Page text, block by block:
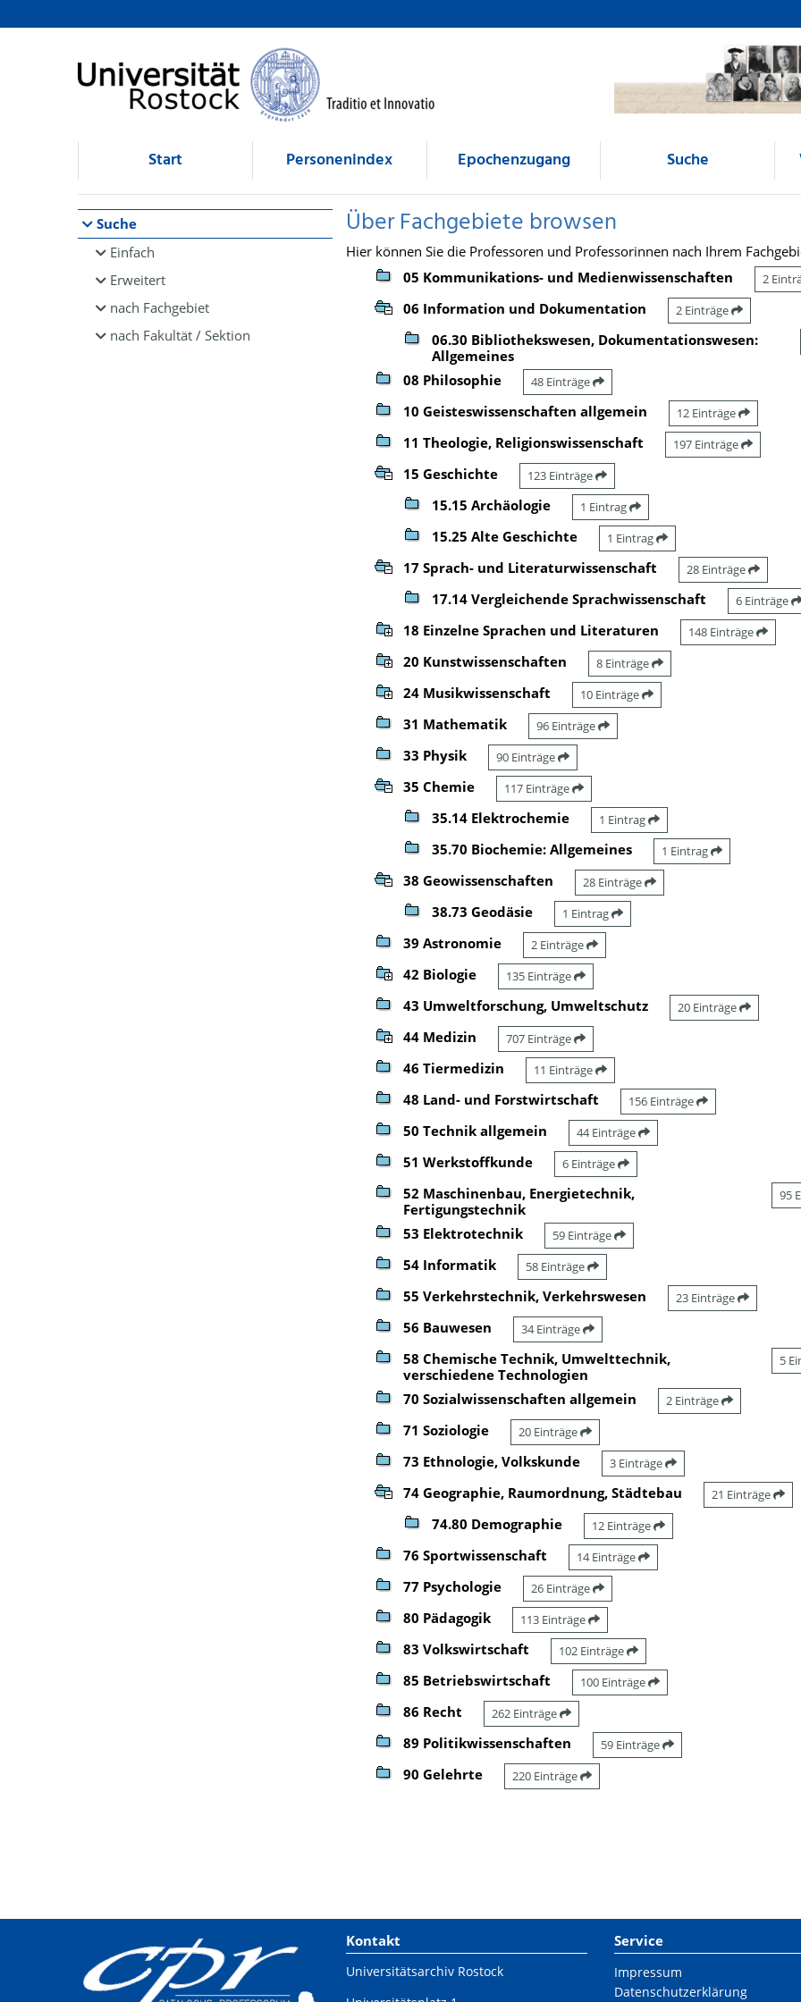
Browsen
direkt zum Inhalt
Start Personenindex Epochenzugang Suche
Suche
Einfach
Erweitert
nach Fachgebiet
nach Fakultät / Sektion
Über Fachgebiete browsen
Hier können Sie die Professoren und Professorinnen nach Ihrem
05 Kommunikations- und Medienwissenschaften
2
06 Information und Dokumentation 2 Einträge
06.30 Bibliothekswesen, Dokumentationswesen:
Allgemeines
08 Philosophie 48 Einträge
10 Geisteswissenschaften allgemein 12 Einträge
11 Theologie, Religionswissenschaft 197 Einträge
15 Geschichte 123 Einträge
15.15 Archäologie 1 Eintrag
15.25 Alte Geschichte 1 Eintrag
17 Sprach- und Literaturwissenschaft 28 Einträge
17.14 Vergleichende Sprachwissenschaft 6 Einträge
18 Einzelne Sprachen und Literaturen 148 Einträge
20 Kunstwissenschaften 8 Einträge
24 Musikwissenschaft 10 Einträge
31 Mathematik 96 Einträge
33 Physik 90 Einträge
35 Chemie 117 Einträge
35.14 Elektrochemie 1 Eintrag
35.70 Biochemie: Allgemeines 1 Eintrag
38 Geowissenschaften 28 Einträge
38.73 Geodäsie 1 Eintrag
39 Astronomie 2 Einträge
42 Biologie 135 Einträge
43 Umweltforschung, Umweltschutz 20 Einträge
44 Medizin 707 Einträge
46 Tiermedizin 11 Einträge
48 Land- und Forstwirtschaft 156 Einträge
50 Technik allgemein 44 Einträge
51 Werkstoffkunde 6 Einträge
52 Maschinenbau, Energietechnik,
Fertigungstechnik
95
53 Elektrotechnik 59 Einträge
54 Informatik 58 Einträge
55 Verkehrstechnik, Verkehrswesen 23 Einträge
56 Bauwesen 34 Einträge
58 Chemische Technik, Umwelttechnik,
verschiedene Technologien
5
70 Sozialwissenschaften allgemein 2 Einträge
71 Soziologie 20 Einträge
73 Ethnologie, Volkskunde 3 Einträge
74 Geographie, Raumordnung, Städtebau 21 Einträge
74.80 Demographie 12 Einträge
76 Sportwissenschaft 14 Einträge
77 Psychologie 26 Einträge
80 Pädagogik 113 Einträge
83 Volkswirtschaft 102 Einträge
85 Betriebswirtschaft 100 Einträge
86 Recht 262 Einträge
89 Politikwissenschaften 59 Einträge
90 Gelehrte 220 Einträge
Kontakt
Universitätsarchiv Rostock
Service
Impressum
Datenschutzerklärung